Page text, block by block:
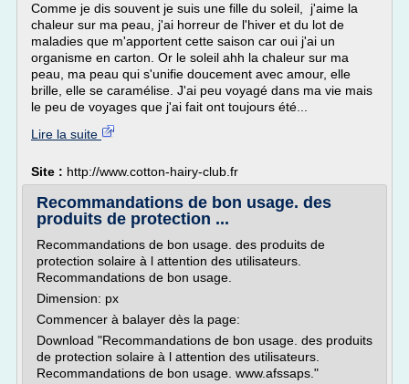
Comme je dis souvent je suis une fille du soleil, j'aime la
chaleur sur ma peau, j'ai horreur de l'hiver et du lot de
maladies que m'apportent cette saison car oui j'ai un
organisme en carton. Or le soleil ahh la chaleur sur ma
peau, ma peau qui s'unifie doucement avec amour, elle
brille, elle se caramélise. J'ai peu voyagé dans ma vie mais
le peu de voyages que j'ai fait ont toujours été...
Lire la suite
Site : http://www.cotton-hairy-club.fr
Recommandations de bon usage. des
produits de protection ...
Recommandations de bon usage. des produits de
protection solaire à l attention des utilisateurs.
Recommandations de bon usage.
Dimension: px
Commencer à balayer dès la page:
Download "Recommandations de bon usage. des produits
de protection solaire à l attention des utilisateurs.
Recommandations de bon usage. www.afssaps."